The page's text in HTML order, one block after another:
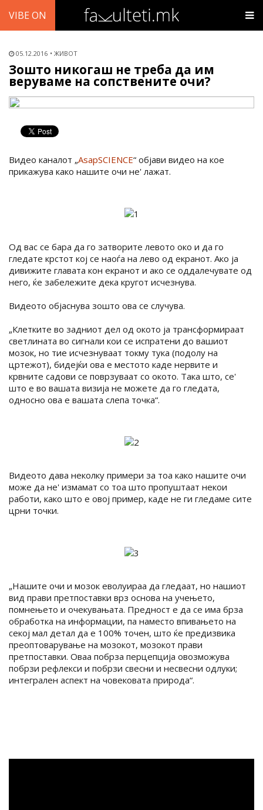
VIBE ON
05.12.2016 ЖИВОТ
Зошто никогаш не треба да им
веруваме на сопствените очи?
Видео каналот „AsapSCIENCE“ објави видео на кое
прикажува како нашите очи не' лажат.
Од вас се бара да го затворите левото око и да го
гледате крстот кој се наоѓа на лево од екранот. Ако ја
дивижите главата кон екранот и ако се оддалечувате од
него, ќе забележите дека кругот исчезнува.
Видеото објаснува зошто ова се случува.
„Клетките во задниот дел од окото ја трансформираат
светлината во сигнали кои се испратени до вашиот
мозок, но тие исчезнуваат токму тука (подолу на
цртежот), бидејќи ова е местото каде нервите и
крвните садови се поврзуваат со окото. Така што, се'
што е во вашата визија не можете да го гледата,
односно ова е вашата слепа точка“.
Видеото дава неколку примери за тоа како нашите очи
може да не' измамат со тоа што пропуштаат некои
работи, како што е овој пример, каде не ги гледаме сите
црни точки.
„Нашите очи и мозок еволуираа да гледаат, но нашиот
вид прави претпоставки врз основа на учењето,
помнењето и очекувањата. Предност е да се има брза
обработка на информации, па наместо впивањето на
секој мал детал да е 100% точен, што ќе предизвика
преоптоварување на мозокот, мозокот прави
претпоставки. Оваа побрза перцепција овозможува
побрзи рефлекси и побрзи свесни и несвесни одлуки;
интегрален аспект на човековата природа“.